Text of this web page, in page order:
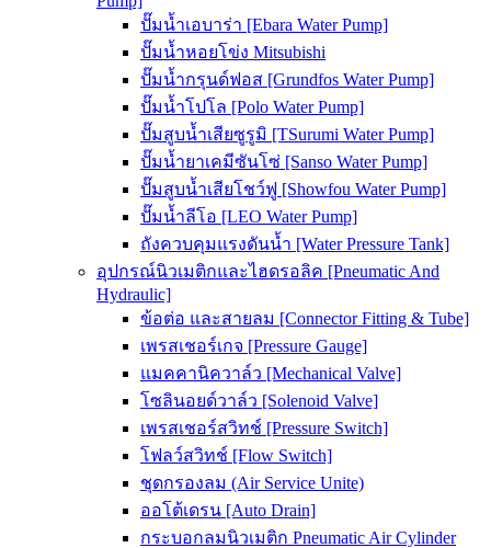
ปั๊มน้ำเอบาร่า [Ebara Water Pump]
ปั๊มน้ำหอยโข่ง Mitsubishi
ปั๊มน้ำกรุนด์ฟอส [Grundfos Water Pump]
ปั๊มน้ำโปโล [Polo Water Pump]
ปั๊มสูบน้ำเสียซูรูมิ [TSurumi Water Pump]
ปั๊มน้ำยาเคมีซันโซ่ [Sanso Water Pump]
ปั๊มสูบน้ำเสียโชว์ฟู [Showfou Water Pump]
ปั๊มน้ำลีโอ [LEO Water Pump]
ถังควบคุมแรงดันน้ำ [Water Pressure Tank]
อุปกรณ์นิวเมติกและไฮดรอลิค [Pneumatic And
Hydraulic]
ข้อต่อ และสายลม [Connector Fitting & Tube]
เพรสเชอร์เกจ [Pressure Gauge]
แมคคานิควาล์ว [Mechanical Valve]
โซลินอยด์วาล์ว [Solenoid Valve]
เพรสเชอร์สวิทช์ [Pressure Switch]
โฟลว์สวิทช์ [Flow Switch]
ชุดกรองลม (Air Service Unite)
ออโต้เดรน [Auto Drain]
กระบอกลมนิวเมติก Pneumatic Air Cylinder